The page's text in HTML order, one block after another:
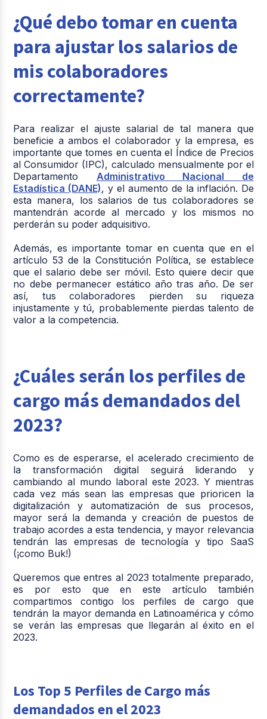
¿Qué debo tomar en cuenta
para ajustar los salarios de
mis colaboradores
correctamente?
Para realizar el ajuste salarial de tal manera que
beneficie a ambos el colaborador y la empresa, es
importante que tomes en cuenta el Índice de Precios
al Consumidor (IPC), calculado mensualmente por el
Departamento Administrativo Nacional de
Estadística (DANE), y el aumento de la inflación. De
esta manera, los salarios de tus colaboradores se
mantendrán acorde al mercado y los mismos no
perderán su poder adquisitivo.
Además, es importante tomar en cuenta que en el
artículo 53 de la Constitución Política, se establece
que el salario debe ser móvil. Esto quiere decir que
no debe permanecer estático año tras año. De ser
así, tus colaboradores pierden su riqueza
injustamente y tú, probablemente pierdas talento de
valor a la competencia.
¿Cuáles serán los perfiles de
cargo más demandados del
2023?
Como es de esperarse, el acelerado crecimiento de
la transformación digital seguirá liderando y
cambiando al mundo laboral este 2023. Y mientras
cada vez más sean las empresas que prioricen la
digitalización y automatización de sus procesos,
mayor será la demanda y creación de puestos de
trabajo acordes a esta tendencia, y mayor relevancia
tendrán las empresas de tecnología y tipo SaaS
(¡como Buk!)
Queremos que entres al 2023 totalmente preparado,
es por esto que en este artículo también
compartimos contigo los perfiles de cargo que
tendrán la mayor demanda en Latinoamérica y cómo
se verán las empresas que llegarán al éxito en el
2023.
Los Top 5 Perfiles de Cargo más
demandados en el 2023